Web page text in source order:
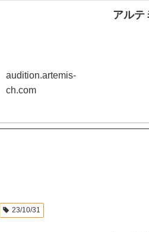
アルテ
audition.artemis-
ch.com
23/10/31